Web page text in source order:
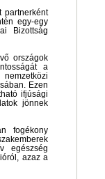
partnerként
egy-egy
Bizottság
országok
a
Ezen
ifjúsági
jönnek
fogékony
egészség
azaz a